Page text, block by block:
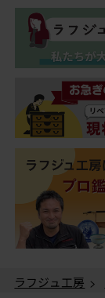
ラフジュ工房 >